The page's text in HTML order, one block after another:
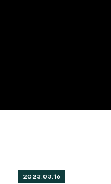
2023.03.16